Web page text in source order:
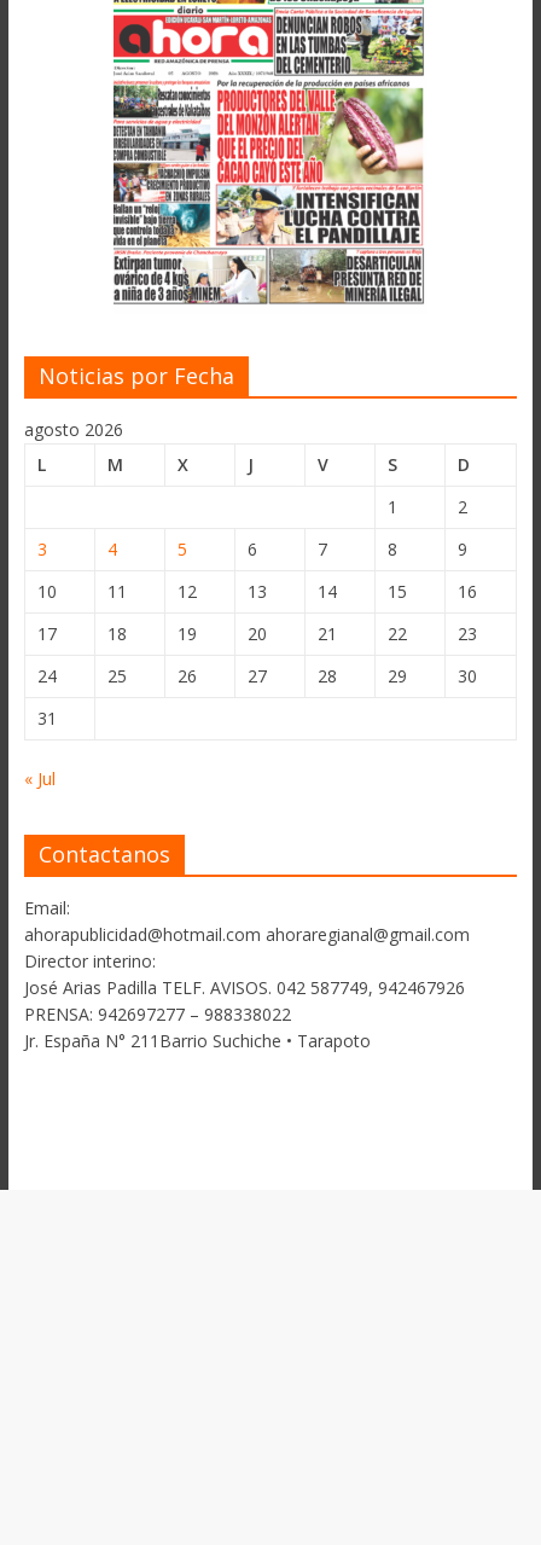
Noticias por Fecha
agosto 2026
L
M X J V S
D
1
2
3
4 5 6 7 8
9
10
11 12 13 14 15
16
17
18 19 20 21 22
23
24
25 26 27 28 29
30
31
« Jul
Contactanos
Email:
ahorapublicidad@hotmail.com ahoraregianal@gmail.com
Director interino:
José Arias Padilla TELF. AVISOS. 042 587749, 942467926
PRENSA: 942697277 – 988338022
Jr. España N° 211Barrio Suchiche • Tarapoto